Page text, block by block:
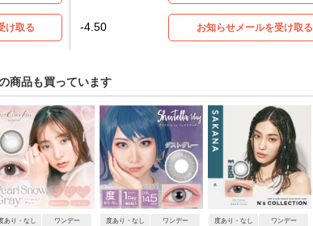
け取る -4.50 お知らせメールを受け取る
商品も買っています
あり・なし ワンデー 度あり・なし ワンデー 度あり・なし ワンデー